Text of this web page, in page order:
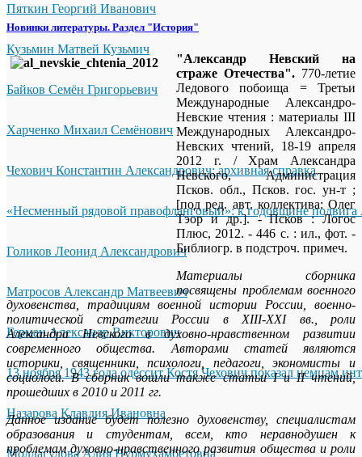
Пяткин Георгий Иванович
Кузьмин Матвей Кузьмич
Байков Семён Григорьевич
Харченко Михаил Семёнович
Чехович Константин Александрович: архивная справка
«Несменный рядовой правофланговый»: к годовщине подвига
Голиков Леонид Александрович
Матросов Александр Матвеевич
Герман Александр Викторович
13 ноября 1943 года одессит Костя Чехович показал немцам
Назарова Клавдия Ивановна
Молдагулова Алия Нурмухамбетовна
Новинки литературы. Раздел "История"
"Александр Невский на
страже Отечества". 770-летие
Ледового побоища = Третьи
Международные Александро-
Невские чтения : материалы III
Международных Александро-
Невских чтений, 18-19 апреля
2012 г. / Храм Александра
Невского, Администрация
Псков. обл., Псков. гос. ун-т ;
[под ред. авт. коллектива: Олег
Тэор и др.]. - Псков : Логос
Плюс, 2012. - 446 с. : ил., фот. -
Библиогр. в подстроч. примеч.
Материалы сборника
посвящены проблемам военного
духовенства, традициям военной истории России, военно-
политической стратегии России в XIII-XXI вв., роли
Александра Невского в духовно-нравственном развитии
современного общества. Авторами статей являются
историки, священники, психологи, педагоги, экономисты и
социологи. В сборник вошли также статьи I и II чтений,
прошедших в 2010 и 2011 гг.
Данное издание будет полезно духовенству, специалистам
образования и студентам, всем, кто неравнодушен к
проблемам духовно-нравственного развития общества и роли